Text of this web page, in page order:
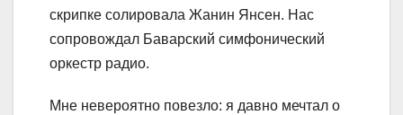
скрипке солировала Жанин Янсен. Нас
сопровождал Баварский симфонический
оркестр радио.
Мне невероятно повезло: я давно мечтал о